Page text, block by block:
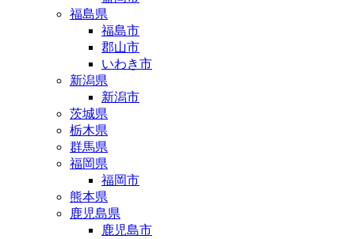
福島県
福島市
郡山市
いわき市
新潟県
新潟市
茨城県
栃木県
群馬県
福岡県
福岡市
熊本県
鹿児島県
鹿児島市